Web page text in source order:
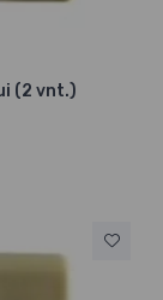
(2 vnt.)